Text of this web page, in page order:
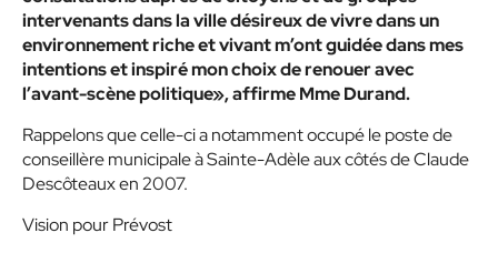
intervenants dans la ville désireux de vivre dans un
environnement riche et vivant m’ont guidée dans mes
intentions et inspiré mon choix de renouer avec
l’avant-scène politique», affirme Mme Durand.
Rappelons que celle-ci a notamment occupé le poste de
conseillère municipale à Sainte-Adèle aux côtés de Claude
Descôteaux en 2007.
Vision pour Prévost